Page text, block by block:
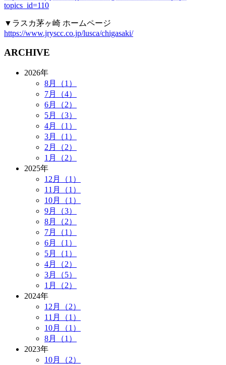
topics_id=110
▼ラスカ茅ヶ崎 ホームページ
https://www.jryscc.co.jp/lusca/chigasaki/
ARCHIVE
2026年
8月（1）
7月（4）
6月（2）
5月（3）
4月（1）
3月（1）
2月（2）
1月（2）
2025年
12月（1）
11月（1）
10月（1）
9月（3）
8月（2）
7月（1）
6月（1）
5月（1）
4月（2）
3月（5）
1月（2）
2024年
12月（2）
11月（1）
10月（1）
8月（1）
2023年
10月（2）